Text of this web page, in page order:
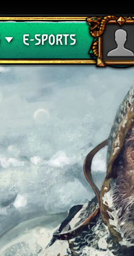
E-SPORTS
Sair